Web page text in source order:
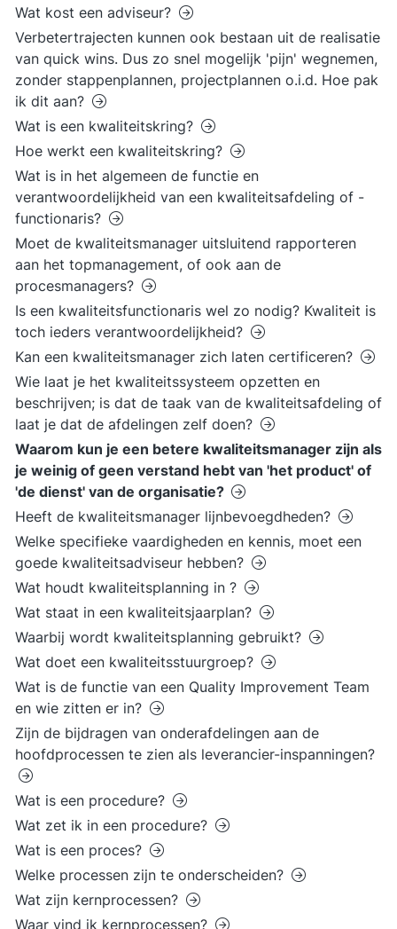
Wat kost een adviseur?
Verbetertrajecten kunnen ook bestaan uit de realisatie
van quick wins. Dus zo snel mogelijk 'pijn' wegnemen,
zonder stappenplannen, projectplannen o.i.d. Hoe pak
ik dit aan?
Wat is een kwaliteitskring?
Hoe werkt een kwaliteitskring?
Wat is in het algemeen de functie en
verantwoordelijkheid van een kwaliteitsafdeling of -
functionaris?
Moet de kwaliteitsmanager uitsluitend rapporteren
aan het topmanagement, of ook aan de
procesmanagers?
Is een kwaliteitsfunctionaris wel zo nodig? Kwaliteit is
toch ieders verantwoordelijkheid?
Kan een kwaliteitsmanager zich laten certificeren?
Wie laat je het kwaliteitssysteem opzetten en
beschrijven; is dat de taak van de kwaliteitsafdeling of
laat je dat de afdelingen zelf doen?
Waarom kun je een betere kwaliteitsmanager zijn als
je weinig of geen verstand hebt van 'het product' of
'de dienst' van de organisatie?
Heeft de kwaliteitsmanager lijnbevoegdheden?
Welke specifieke vaardigheden en kennis, moet een
goede kwaliteitsadviseur hebben?
Wat houdt kwaliteitsplanning in ?
Wat staat in een kwaliteitsjaarplan?
Waarbij wordt kwaliteitsplanning gebruikt?
Wat doet een kwaliteitsstuurgroep?
Wat is de functie van een Quality Improvement Team
en wie zitten er in?
Zijn de bijdragen van onderafdelingen aan de
hoofdprocessen te zien als leverancier-inspanningen?
Wat is een procedure?
Wat zet ik in een procedure?
Wat is een proces?
Welke processen zijn te onderscheiden?
Wat zijn kernprocessen?
Waar vind ik kernprocessen?